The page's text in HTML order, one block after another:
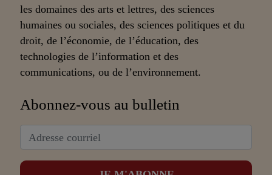
les domaines des arts et lettres, des sciences
humaines ou sociales, des sciences politiques et du
droit, de l’économie, de l’éducation, des
technologies de l’information et des
communications, ou de l’environnement.
Abonnez-vous au bulletin